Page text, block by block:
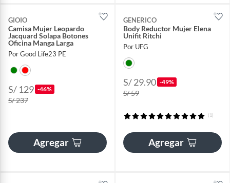
GIOIO
Camisa Mujer Leopardo
Jacquard Solapa Botones
Oficina Manga Larga
Por Good Life23 PE
S/ 129 -46%
S/ 237
Agregar
GENERICO
Body Reductor Mujer Elena
Unifit Ritchi
Por UFG
S/ 29.90 -49%
S/ 59
(1)
Agregar